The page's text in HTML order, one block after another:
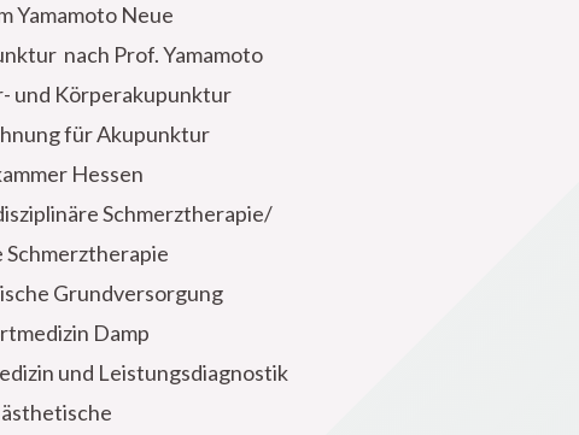
Yamamoto Neue
nach Prof. Yamamoto
und Körperakupunktur
für Akupunktur
Hessen
Schmerztherapie/
Schmerztherapie
Grundversorgung
Damp
und Leistungsdiagnostik